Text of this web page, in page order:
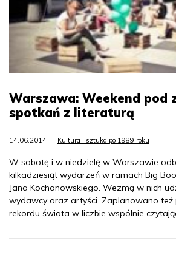
Warszawa: Weekend pod
spotkań z literaturą
14.06.2014 Kultura i sztuka po 1989 roku
W sobotę i w niedzielę w Warszawie
kilkadziesiąt wydarzeń w ramach Big
Jana Kochanowskiego. Wezmą w nich
wydawcy oraz artyści. Zaplanowano też
rekordu świata w liczbie wspólnie